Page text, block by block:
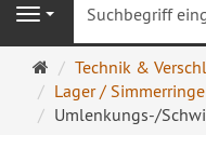
Navigation
Startseite
Technik &
Lager /
Umlenkungs-/